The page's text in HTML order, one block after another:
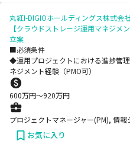
丸紅I-DIGIOホールディングス株式会
【クラウドストレージ運⽤マネジメ
⽴案
■必須条件
◆運用プロジェクトにおける進捗管
ネジメント経験（PMO可）
600万円〜920万円
プロジェクトマネージャー(PM), 情報
お気に入り